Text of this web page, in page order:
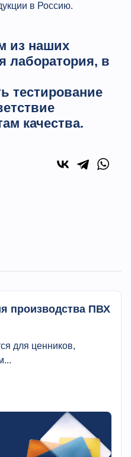
в Россию.
из наших
лаборатория, в
тестирование
качества.
производства ПВХ
для ценников,